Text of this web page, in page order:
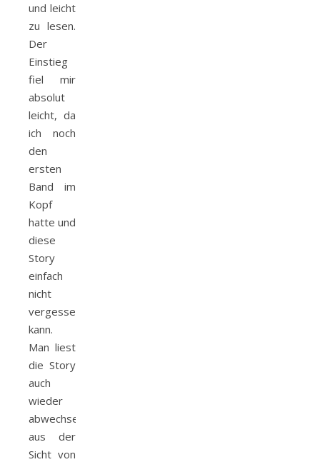
und leicht
zu lesen.
Der
Einstieg
fiel mir
absolut
leicht, da
ich noch
den
ersten
Band im
Kopf
hatte und
diese
Story
einfach
nicht
vergessen
kann.
Man liest
die Story
auch
wieder
abwechselnd
aus der
Sicht von